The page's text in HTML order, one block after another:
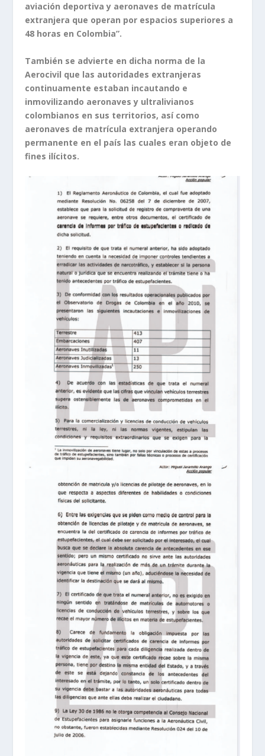
aviación deportiva y aeronaves de matrícula
extranjera que operan por espacios superiores a
48 horas en Colombia”.
También se advierte en dicha norma de la
Aerocivil que las autoridades extranjeras
continuamente estaban incautando e
inmovilizando aeronaves y ultralivianos
colombianos en sus territorios, así como
aeronaves de matrícula extranjera operando
permanente en el país las cuales eran objeto de
fines ilícitos.